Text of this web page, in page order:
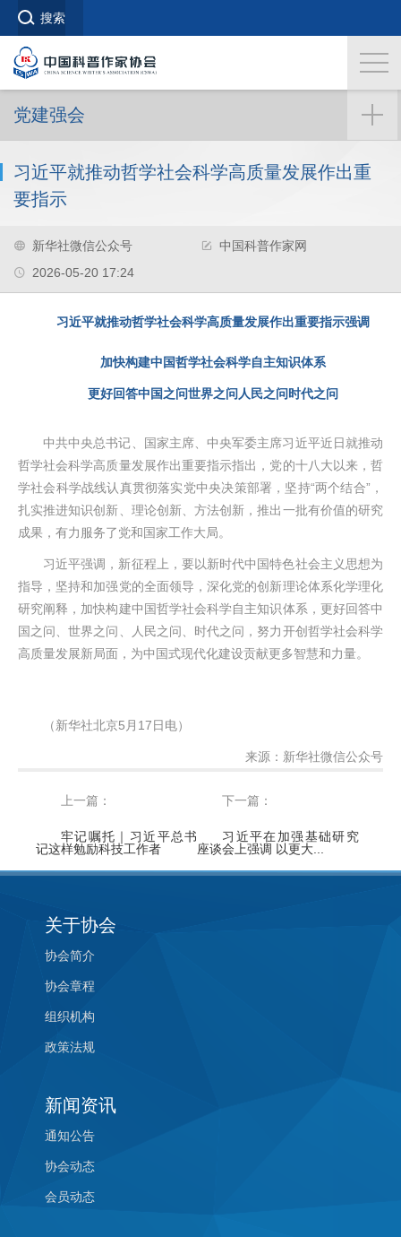
搜索
党建强会
习近平就推动哲学社会科学高质量发展作出重
要指示
新华社微信公众号
中国科普作家网
2026-05-20 17:24
习近平就推动哲学社会科学高质量发展作出重要指示强调
加快构建中国哲学社会科学自主知识体系
更好回答中国之问世界之问人民之问时代之问
中共中央总书记、国家主席、中央军委主席习近平近日就推动
哲学社会科学高质量发展作出重要指示指出，党的十八大以来，哲
学社会科学战线认真贯彻落实党中央决策部署，坚持“两个结合”，
扎实推进知识创新、理论创新、方法创新，推出一批有价值的研究
成果，有力服务了党和国家工作大局。
习近平强调，新征程上，要以新时代中国特色社会主义思想为
指导，坚持和加强党的全面领导，深化党的创新理论体系化学理化
研究阐释，加快构建中国哲学社会科学自主知识体系，更好回答中
国之问、世界之问、人民之问、时代之问，努力开创哲学社会科学
高质量发展新局面，为中国式现代化建设贡献更多智慧和力量。
（新华社北京5月17日电）
来源：新华社微信公众号
上一篇：
牢记嘱托｜习近平总书
记这样勉励科技工作者
下一篇：
习近平在加强基础研究
座谈会上强调 以更大...
关于协会
协会简介
协会章程
组织机构
政策法规
新闻资讯
通知公告
协会动态
会员动态